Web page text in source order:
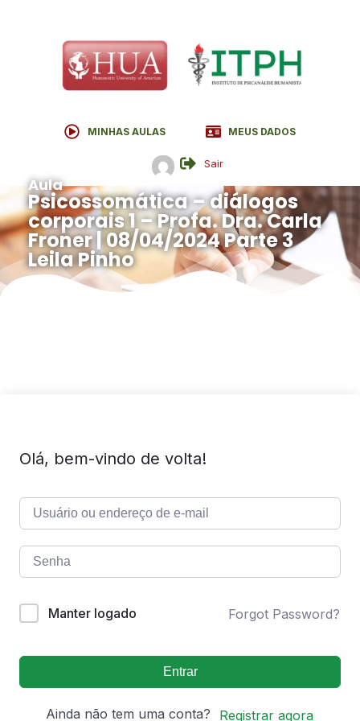
MINHAS AULAS MEUS DADOS
Sair
Aula
Psicossomática – diálogos
corporais 1 – Profa. Dra. Carla
Froner | 08/04/2024 Parte 3
Leila Pinho
Olá, bem-vindo de volta!
Manter logado Forgot Password?
Entrar
Ainda não tem uma conta? Registrar agora